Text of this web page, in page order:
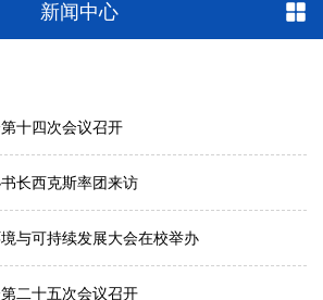
新闻中心
十四次会议召开
长西克斯率团来访
与可持续发展大会在校举办
二十五次会议召开